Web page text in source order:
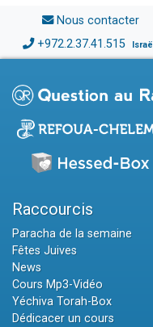
Nous contacter
+972.2.37.41.515 Israël
Raccourcis
Paracha de la semaine
Fêtes Juives
News
Cours Mp3-Vidéo
Yéchiva Torah-Box
Dédicacer un cours